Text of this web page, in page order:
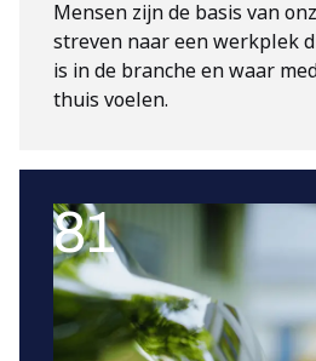
Mensen zijn de basis van
streven naar een werkplek
is in de branche en waar
thuis voelen.
81